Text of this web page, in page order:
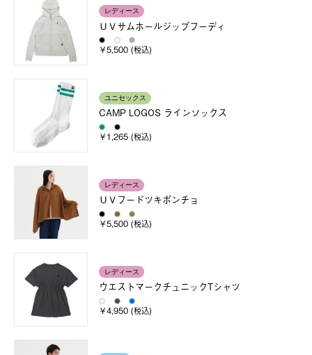
レディース
ＵＶサムホールジップフーディ
￥5,500 (税込)
ユニセックス
CAMP LOGOS ラインソックス
￥1,265 (税込)
レディース
ＵＶフードツキポンチョ
￥5,500 (税込)
レディース
ウエストマークチュニックTシャツ
￥4,950 (税込)